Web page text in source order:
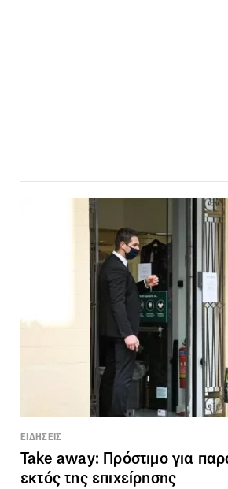
ΕΙΔΗΣΕΙΣ
Take away: Πρόστιμο για
εκτός της επιχείρησης